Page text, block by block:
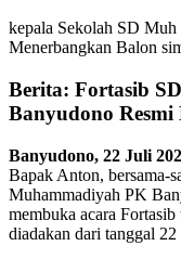
kepala Sekolah SD
Menerbangkan Balon
Berita: Fortasib
Banyudono Resmi
Banyudono, 22 Juli
Bapak Anton, bersama-
Muhammadiyah PK
membuka acara
diadakan dari tanggal